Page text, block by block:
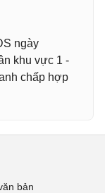
ngày
khu vực 1 -
chấp hợp
bản